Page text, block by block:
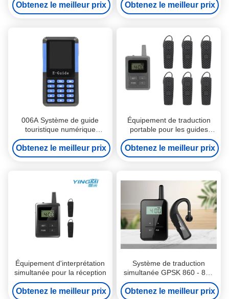
l'enseignement / la réunion
Obtenez le meilleur prix Obtenez le meilleur prix
006A Système de guide
touristique numérique
portable, équipement de
traduction portable
Obtenez le meilleur prix
Équipement de traduction
portable pour les guides
touristiques
Obtenez le meilleur prix
Équipement d'interprétation
simultanée pour la réception
Obtenez le meilleur prix
Système de traduction
simultanée GPSK 860 - 870
MHz
Obtenez le meilleur prix